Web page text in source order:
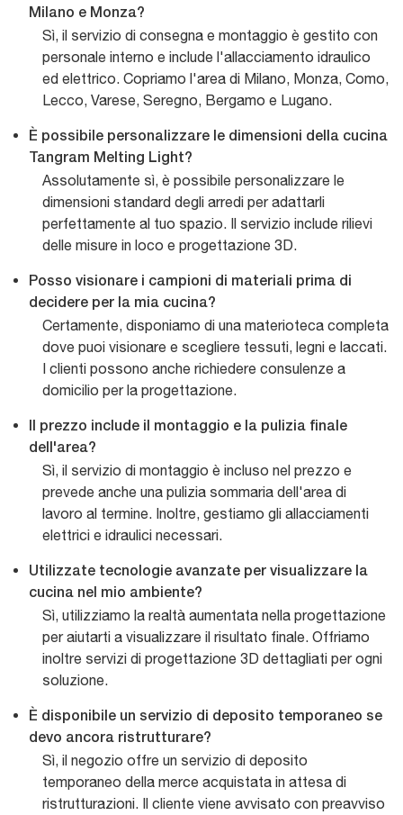
Milano e Monza?
Sì, il servizio di consegna e montaggio è gestito con
personale interno e include l'allacciamento idraulico
ed elettrico. Copriamo l'area di Milano, Monza, Como,
Lecco, Varese, Seregno, Bergamo e Lugano.
È possibile personalizzare le dimensioni della cucina
Tangram Melting Light?
Assolutamente sì, è possibile personalizzare le
dimensioni standard degli arredi per adattarli
perfettamente al tuo spazio. Il servizio include rilievi
delle misure in loco e progettazione 3D.
Posso visionare i campioni di materiali prima di
decidere per la mia cucina?
Certamente, disponiamo di una materioteca completa
dove puoi visionare e scegliere tessuti, legni e laccati.
I clienti possono anche richiedere consulenze a
domicilio per la progettazione.
Il prezzo include il montaggio e la pulizia finale
dell'area?
Sì, il servizio di montaggio è incluso nel prezzo e
prevede anche una pulizia sommaria dell'area di
lavoro al termine. Inoltre, gestiamo gli allacciamenti
elettrici e idraulici necessari.
Utilizzate tecnologie avanzate per visualizzare la
cucina nel mio ambiente?
Sì, utilizziamo la realtà aumentata nella progettazione
per aiutarti a visualizzare il risultato finale. Offriamo
inoltre servizi di progettazione 3D dettagliati per ogni
soluzione.
È disponibile un servizio di deposito temporaneo se
devo ancora ristrutturare?
Sì, il negozio offre un servizio di deposito
temporaneo della merce acquistata in attesa di
ristrutturazioni. Il cliente viene avvisato con preavviso